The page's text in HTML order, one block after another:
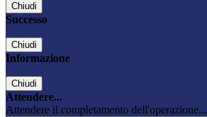
Chiudi
Successo
Chiudi
Informazione
Chiudi
Attendere...
Attendere il completamento dell'operazione...